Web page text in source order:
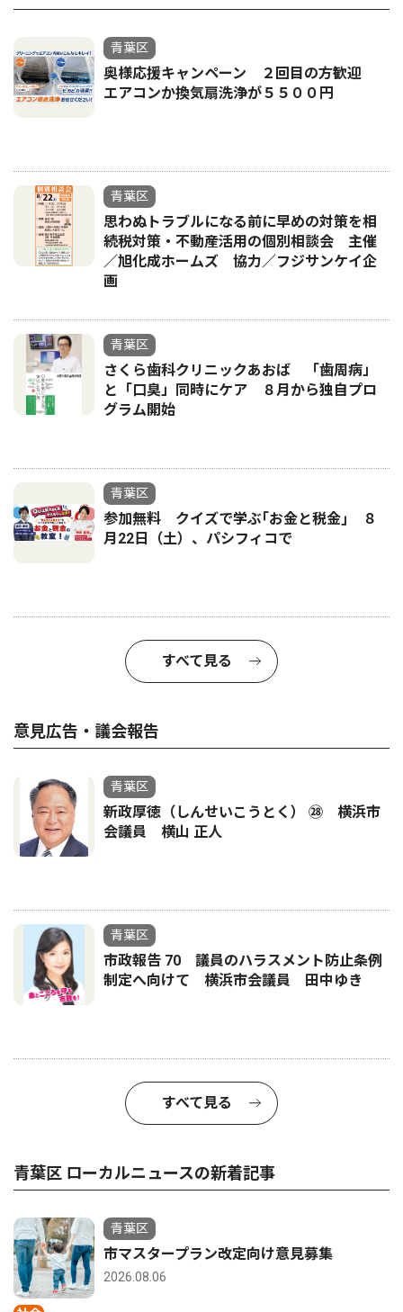
青葉区
奥様応援キャンペーン ２回目の方歓迎
エアコンか換気扇洗浄が５５００円
青葉区
思わぬトラブルになる前に早めの対策を相
続税対策・不動産活用の個別相談会 主催
／旭化成ホームズ 協力／フジサンケイ企
画
青葉区
さくら歯科クリニックあおば 「歯周病」
と「口臭」同時にケア ８月から独自プロ
グラム開始
青葉区
参加無料 クイズで学ぶ｢お金と税金｣ ８
月22日（土）、パシフィコで
すべて見る
意見広告・議会報告
青葉区
新政厚徳（しんせいこうとく） ㉘ 横浜市
会議員 横山 正人
青葉区
市政報告 70 議員のハラスメント防止条例
制定へ向けて 横浜市会議員 田中ゆき
すべて見る
青葉区 ローカルニュースの新着記事
青葉区
市マスタープラン改定向け意見募集
2026.08.06